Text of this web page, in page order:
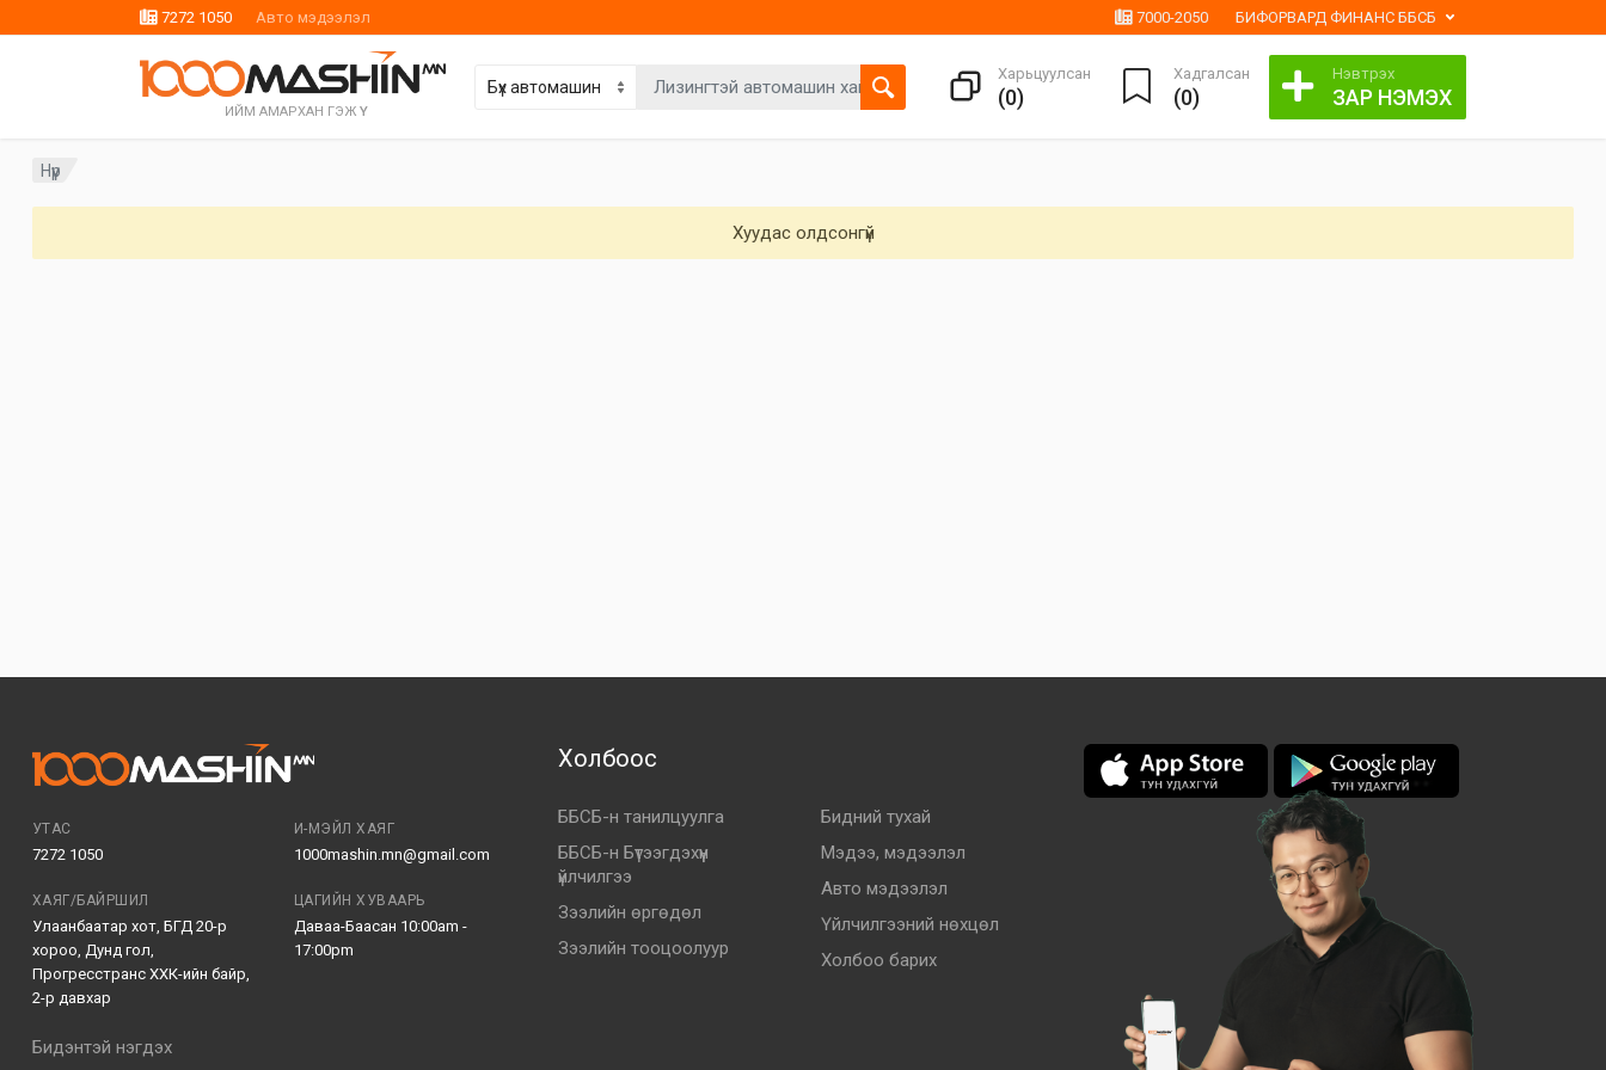
7272 1050 Авто мэдээлэл 7000-2050 БИФОРВАРД ФИНАНС ББСБ
ИЙМ АМАРХАН ГЭЖ ҮҮ
Харьцуулсан
(0)
Хадгалсан
(0)
Нэвтрэх
ЗАР НЭМЭХ
Нүүр
Хуудас олдсонгүй
УТАС
7272 1050
И-МЭЙЛ ХАЯГ
1000mashin.mn@gmail.com
ХАЯГ/БАЙРШИЛ
Улаанбаатар хот, БГД 20-р
хороо, Дунд гол,
Прогресстранс ХХК-ийн байр,
2-р давхар
ЦАГИЙН ХУВААРЬ
Даваа-Баасан 10:00am -
17:00pm
Бидэнтэй нэгдэх
Холбоос
ББСБ-н танилцуулга
ББСБ-н Бүтээгдэхүүн
үйлчилгээ
Зээлийн өргөдөл
Зээлийн тооцоолуур
Бидний тухай
Мэдээ, мэдээлэл
Авто мэдээлэл
Үйлчилгээний нөхцөл
Холбоо барих